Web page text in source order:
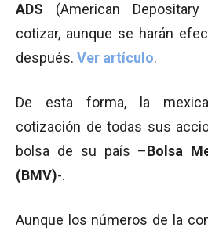
ADS (American
cotizar, aunque se harán
después. Ver artículo.
De esta forma, la
cotización de todas sus
bolsa de su país –Bolsa
(BMV)-.
Aunque los números de la